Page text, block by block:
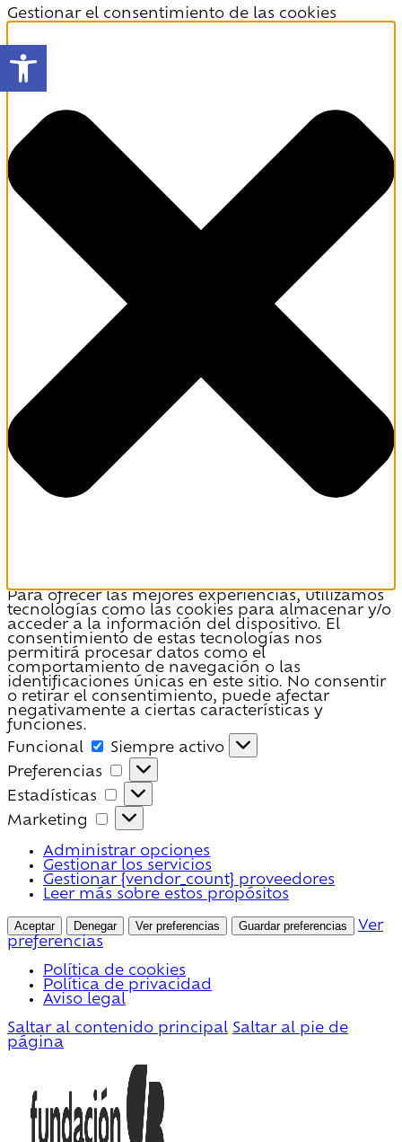
Abrir barra de herramientas
Gestionar el consentimiento de las cookies
Para ofrecer las mejores experiencias, utilizamos
tecnologías como las cookies para almacenar y/o
acceder a la información del dispositivo. El
consentimiento de estas tecnologías nos
permitirá procesar datos como el
comportamiento de navegación o las
identificaciones únicas en este sitio. No consentir
o retirar el consentimiento, puede afectar
negativamente a ciertas características y
funciones.
Funcional
Funcional
Siempre activo
Preferencias
Preferencias
Estadísticas
Estadísticas
Marketing
Marketing
Administrar opciones
Gestionar los servicios
Gestionar {vendor_count} proveedores
Leer más sobre estos propósitos
Aceptar Denegar Ver preferencias Guardar preferencias
Ver
preferencias
Política de cookies
Política de privacidad
Aviso legal
Saltar al contenido principal Saltar al pie de
página